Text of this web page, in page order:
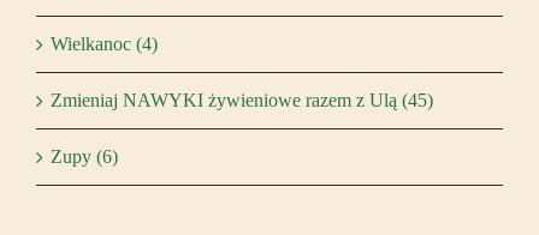
Wielkanoc (4)
Zmieniaj NAWYKI żywieniowe razem z Ulą (45)
Zupy (6)